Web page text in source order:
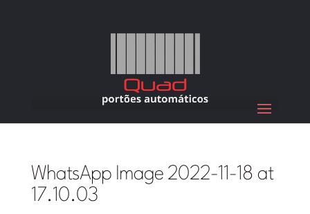
WhatsApp Image 2022-11-18 at
17.10.03